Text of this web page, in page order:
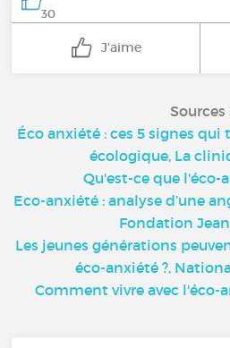
30
J'aime
Sources
Éco anxiété : ces 5 signes
écologique, La
Qu'est-ce que l'éco-
Eco-anxiété : analyse d’une
Fondation
Les jeunes générations
éco-anxiété ?,
Comment vivre avec l'éco-